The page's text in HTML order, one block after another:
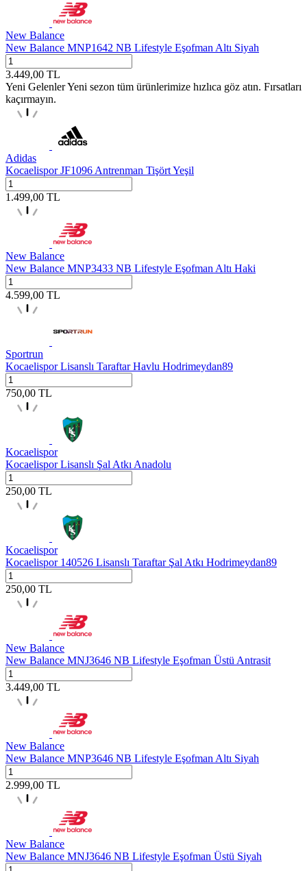
New Balance
New Balance MNP1642 NB Lifestyle Eşofman Altı Siyah
3.449,00 TL
Yeni GelenlerYeni sezon tüm ürünlerimize hızlıca göz atın. Fırsatları
kaçırmayın.
Adidas
Kocaelispor JF1096 Antrenman Tişört Yeşil
1.499,00 TL
New Balance
New Balance MNP3433 NB Lifestyle Eşofman Altı Haki
4.599,00 TL
Sportrun
Kocaelispor Lisanslı Taraftar Havlu Hodrimeydan89
750,00 TL
Kocaelispor
Kocaelispor Lisanslı Şal Atkı Anadolu
250,00 TL
Kocaelispor
Kocaelispor 140526 Lisanslı Taraftar Şal Atkı Hodrimeydan89
250,00 TL
New Balance
New Balance MNJ3646 NB Lifestyle Eşofman Üstü Antrasit
3.449,00 TL
New Balance
New Balance MNP3646 NB Lifestyle Eşofman Altı Siyah
2.999,00 TL
New Balance
New Balance MNJ3646 NB Lifestyle Eşofman Üstü Siyah